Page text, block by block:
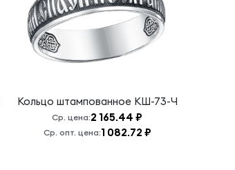
Кольцо штампованное КШ-73-Ч
Ср. цена:2 165.44 ₽
Ср. опт. цена:1 082.72 ₽